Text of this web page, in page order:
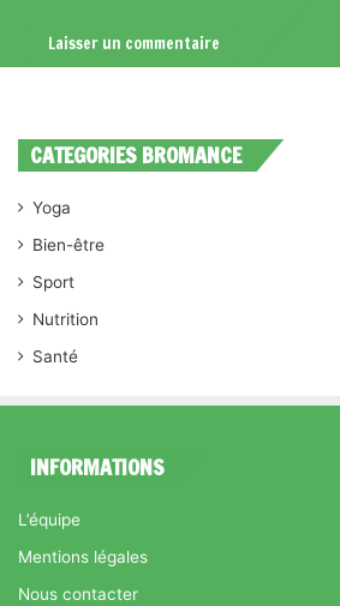
CATEGORIES BROMANCE
Yoga
Bien-être
Sport
Nutrition
Santé
INFORMATIONS
L’équipe
Mentions légales
Nous contacter